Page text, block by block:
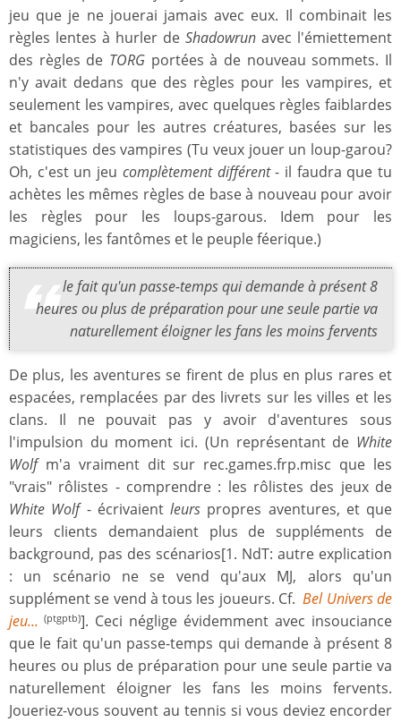
jeu que je ne jouerai jamais avec eux. Il combinait les
règles lentes à hurler de Shadowrun avec l'émiettement
des règles de TORG portées à de nouveau sommets. Il
n'y avait dedans que des règles pour les vampires, et
seulement les vampires, avec quelques règles faiblardes
et bancales pour les autres créatures, basées sur les
statistiques des vampires (Tu veux jouer un loup-garou?
Oh, c'est un jeu complètement différent- il faudra que tu
achètes les mêmes règles de base à nouveau pour avoir
les règles pour les loups-garous. Idem pour les
magiciens, les fantômes et le peuple féerique.)
le fait qu'un passe-temps qui demande à présent 8
heures ou plus de préparation pour une seule partie va
naturellement éloigner les fans les moins fervents
De plus, les aventures se firent de plus en plus rares et
espacées, remplacées par des livrets sur les villes et les
clans. Il ne pouvait pas y avoir d'aventures sous
l'impulsion du moment ici. (Un représentant de White
Wolf m'a vraiment dit sur rec.games.frp.misc que les
"vrais" rôlistes - comprendre : les rôlistes des jeux de
White Wolf - écrivaient leurs propres aventures, et que
leurs clients demandaient plus de suppléments de
background, pas des scénarios[1. NdT: autre explication
: un scénario ne se vend qu'aux MJ, alors qu'un
supplément se vend à tous les joueurs. Cf.Bel Univers de
jeu... (ptgptb)]. Ceci néglige évidemment avec insouciance
que le fait qu'un passe-temps qui demande à présent 8
heures ou plus de préparation pour une seule partie va
naturellement éloigner les fans les moins fervents.
Joueriez-vous souvent au tennis si vous deviez encorder